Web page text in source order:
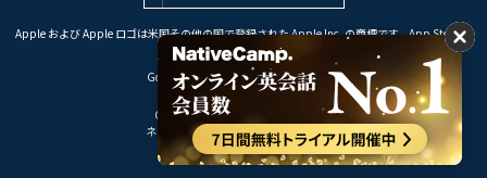
Apple および Apple ロゴは米国その他の国で登録された Apple Inc. の商標です。App Store は
Apple Inc. のサービスマークです。
Google Play は Google LLC の商標です。
Copyright © 2026 オンライン英会話
ネイティブキャンプ All Rights Reserved.